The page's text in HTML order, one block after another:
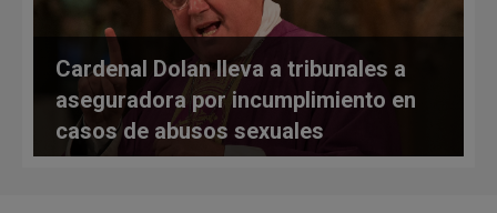
Cardenal Dolan lleva a tribunales a
aseguradora por incumplimiento en
casos de abusos sexuales